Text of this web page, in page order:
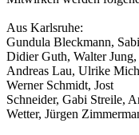
Aus Karlsruhe:
Gundula Bleckmann,
Didier Guth, Walter Jung,
Andreas Lau, Ulrike
Werner Schmidt, Jost
Schneider, Gabi Streile,
Wetter, Jürgen